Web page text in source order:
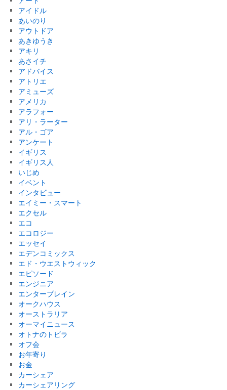
アイドル
あいのり
アウトドア
あきゆうき
アキリ
あさイチ
アドバイス
アトリエ
アミューズ
アメリカ
アラフォー
アリ・ラーター
アル・ゴア
アンケート
イギリス
イギリス人
いじめ
イベント
インタビュー
エイミー・スマート
エクセル
エコ
エコロジー
エッセイ
エデンコミックス
エド・ウエストウィック
エピソード
エンジニア
エンターブレイン
オークハウス
オーストラリア
オーマイニュース
オトナのトビラ
オフ会
お年寄り
お金
カーシェア
カーシェアリング